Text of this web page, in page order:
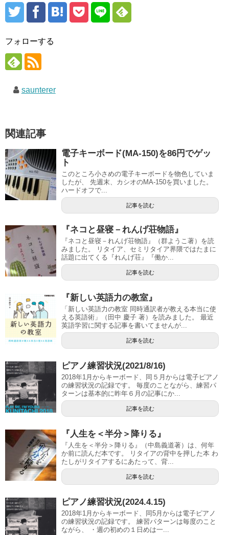
フォローする
saunterer
関連記事
電子キーボード(MA-150)を86円でゲッ
ト
このところ小さめの電子キーボードを物色していま
したが、 先週末、カシオのMA-150を買いました。
ハードオフで...
記事を読む
『ネコと昼寝－れんげ荘物語』
『ネコと昼寝－れんげ荘物語』（群ようこ著）を読
みました。 リタイア、セミリタイア界隈ではたまに
話題に出てくる『れんげ荘』『働か...
記事を読む
『新しい英語力の教室』
「新しい英語力の教室 同時通訳者が教える本当に使
える英語術」（田中 慶子 著）を読みました。 最近
英語学習に関する記事を書いてませんが...
記事を読む
ピアノ練習状況(2021/8/16)
2018年1月からキーボード、同５月からは電子ピアノ
の練習状況の記録です。 毎度のことながら、練習パ
ターンは基本的に昨年６月の記事にか...
記事を読む
『人生を＜半分＞降りる』
『人生を＜半分＞降りる』（中島義道著）は、何年
か前に読んだ本です。 リタイアの背中を押した本 わ
たしがリタイアするにあたって、背...
記事を読む
ピアノ練習状況(2024.4.15)
2018年1月からキーボード、同5月からは電子ピアノ
の練習状況の記録です。 練習パターンは毎度のこと
ながら、 ・週の初めの１日めは一...